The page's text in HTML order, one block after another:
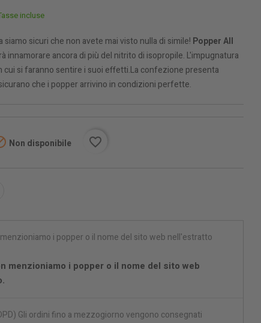
incluse
sicuri che non avete mai visto nulla di simile! Popper All
innamorare ancora di più del nitrito di isopropile. L'impugnatura
cui si faranno sentire i suoi effetti.La confezione presenta
che i popper arrivino in condizioni perfette.
Non disponibile favorite_border
menzioniamo i popper o il nome del sito web